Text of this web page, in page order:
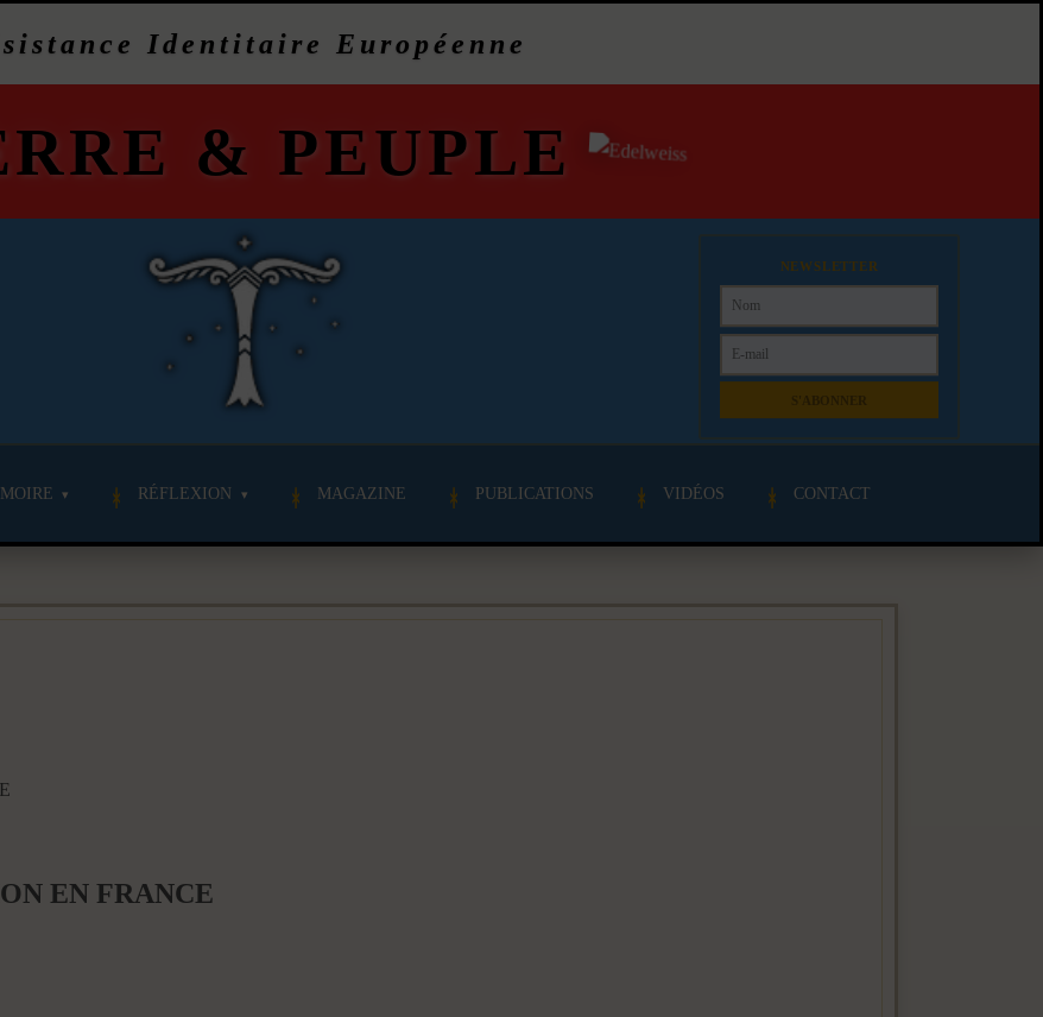
Identitaire Européenne
& PEUPLE
NEWSLETTER
RÉFLEXION MAGAZINE PUBLICATIONS VIDÉOS CONTACT
EN FRANCE